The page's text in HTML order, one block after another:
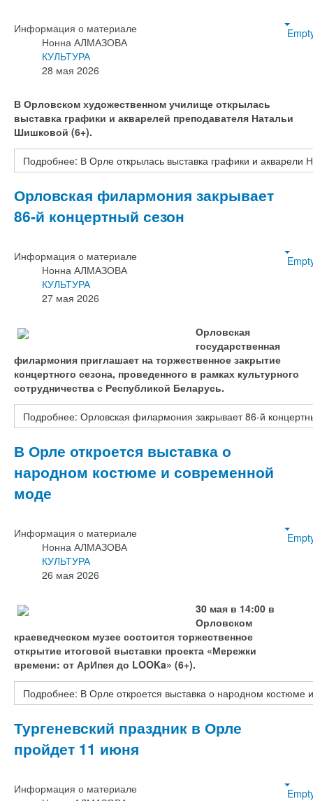
Информация о материале
Нонна АЛМАЗОВА
КУЛЬТУРА
28 мая 2026
В Орловском художественном училище открылась
выставка графики и акварелей преподавателя Натальи
Шишковой (6+).
Подробнее: В Орле открылась выставка графики и акварели
Орловская филармония закрывает
86‑й концертный сезон
Информация о материале
Нонна АЛМАЗОВА
КУЛЬТУРА
27 мая 2026
Орловская
государственная
филармония приглашает на торжественное закрытие
концертного сезона, проведенного в рамках культурного
сотрудничества с Республикой Беларусь.
Подробнее: Орловская филармония закрывает 86‑й
В Орле откроется выставка о
народном костюме и современной
моде
Информация о материале
Нонна АЛМАЗОВА
КУЛЬТУРА
26 мая 2026
30 мая в 14:00 в
Орловском
краеведческом музее состоится торжественное
открытие итоговой выставки проекта «Мережки
времени: от АрИпея до LOOKa» (6+).
Подробнее: В Орле откроется выставка о народном костюме
Тургеневский праздник в Орле
пройдет 11 июня
Информация о материале